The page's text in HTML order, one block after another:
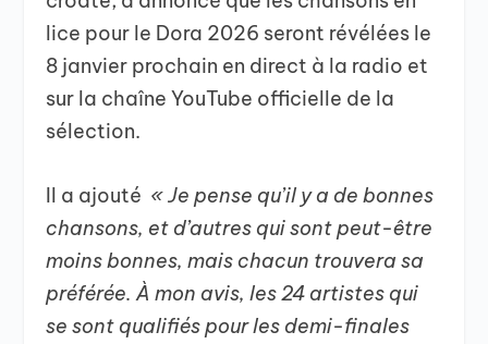
lice pour le Dora 2026 seront révélées le
8 janvier prochain en direct à la radio et
sur la chaîne YouTube officielle de la
sélection.
Il a ajouté « Je pense qu’il y a de bonnes
chansons, et d’autres qui sont peut-être
moins bonnes, mais chacun trouvera sa
préférée. À mon avis, les 24 artistes qui
se sont qualifiés pour les demi-finales